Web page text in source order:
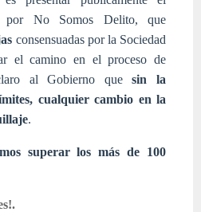
por No Somos Delito, que
consensuadas por la Sociedad
el camino en el proceso de
al Gobierno quesin la
cualquier cambio en la
.
superar los más de 100